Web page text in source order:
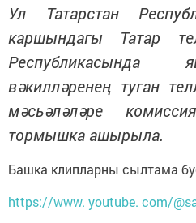
Ул Татарстан
каршындагы Татар
Республикасында
вәкилләренең туган
мәсьәләләре
тормышка ашырыла.
Башка клипларны сылтама
https://www. youtube. com/